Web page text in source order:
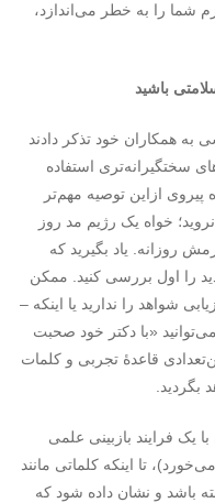
شما را به خطر می‌اندازد،
باشید
به همکاران خود تذکر دادند
سختگیرانه‌تری استفاده
ازاین توصیه مهم‌تر
خواه یک رژیم مد روز
روزانه. یاد بگیرید که
را اول بررسی کنید. ممکن
شواهد را ندارید یا اینکه –
«با دکتر خود صحبت
قاعدۀ تجربی و کلمات
بگردید.
یک فرایند بازبینی علمی
تا اینکه کلماتی مانند
باشد و نشان داده شود که